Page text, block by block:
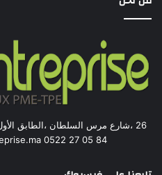
84 05 27 0522 redaction-ar@librentreprise.ma